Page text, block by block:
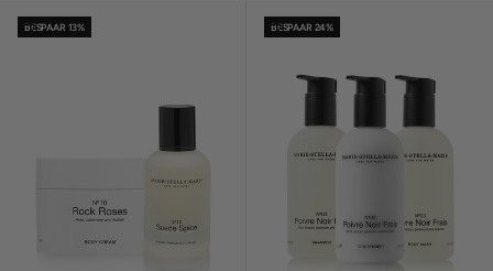
BESPAAR 13%
In Winkelmand BESPAAR 24%
In Winkelmand